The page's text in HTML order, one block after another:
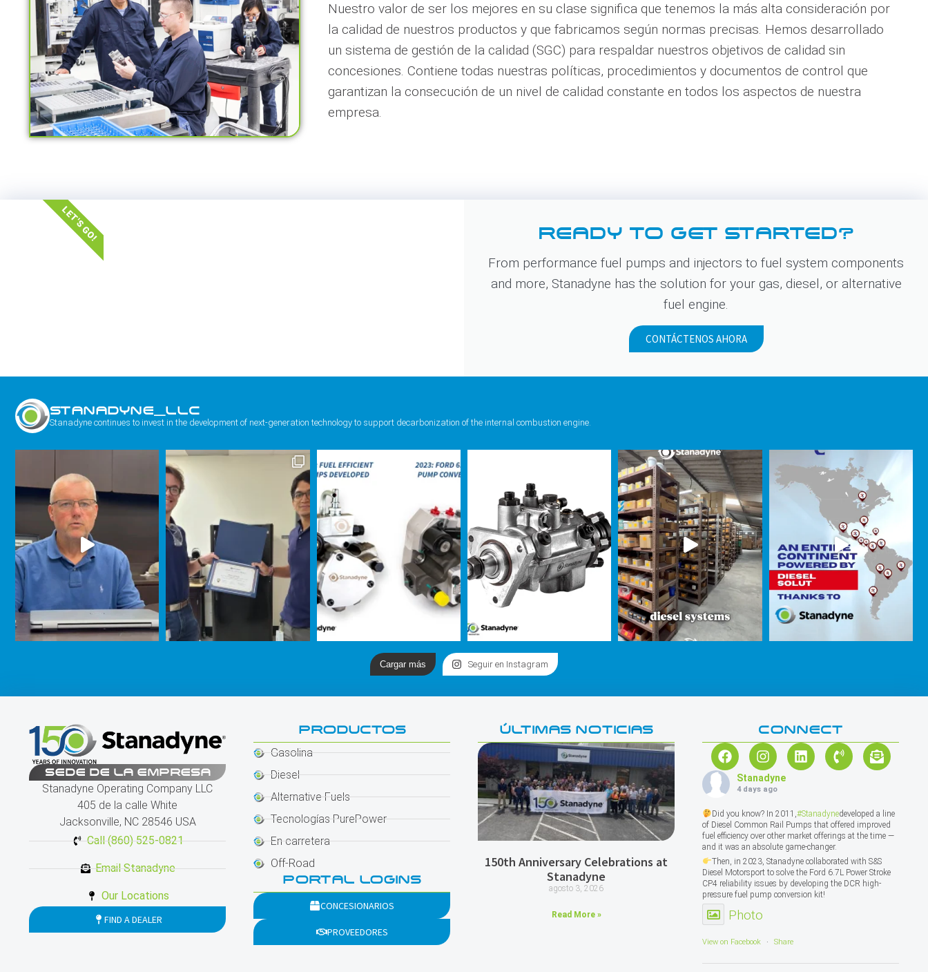
Nuestro valor de ser los mejores en su clase significa que tenemos la más alta consideración por
la calidad de nuestros productos y que fabricamos según normas precisas. Hemos desarrollado
un sistema de gestión de la calidad (SGC) para respaldar nuestros objetivos de calidad sin
concesiones. Contiene todas nuestras políticas, procedimientos y documentos de control que
garantizan la consecución de un nivel de calidad constante en todos los aspectos de nuestra
empresa.
READY TO GET STARTED?
From performance fuel pumps and injectors to fuel system components
and more, Stanadyne has the solution for your gas, diesel, or alternative
fuel engine.
CONTÁCTENOS AHORA
LET'S GO!
STANADYNE_LLC
Stanadyne continues to invest in the development of next-generation technology to support decarbonization of the internal combustion engine.
Cargar más Seguir en Instagram
SEDE DE LA EMPRESA
Stanadyne Operating Company LLC
405 de la calle White
Jacksonville, NC 28546 USA
Call (860) 525-0821
Email Stanadyne
Our Locations
FIND A DEALER
PRODUCTOS
Gasolina
Diesel
Alternative Fuels
Tecnologías PurePower
En carretera
Off-Road
PORTAL LOGINS
CONCESIONARIOS
PROVEEDORES
ÚLTIMAS NOTICIAS
150th Anniversary Celebrations at
Stanadyne
agosto 3, 2026
Read More »
CONNECT
Stanadyne
4 days ago
Did you know? In 2011, #Stanadynedeveloped a line
of Diesel Common Rail Pumps that offered improved
fuel efficiency over other market offerings at the time —
and it was an absolute game-changer.
Then, in 2023, Stanadyne collaborated with S&S
Diesel Motorsport to solve the Ford 6.7L Power Stroke
CP4 reliability issues by developing the DCR high-
pressure fuel pump conversion kit!
Photo
View on Facebook · Share